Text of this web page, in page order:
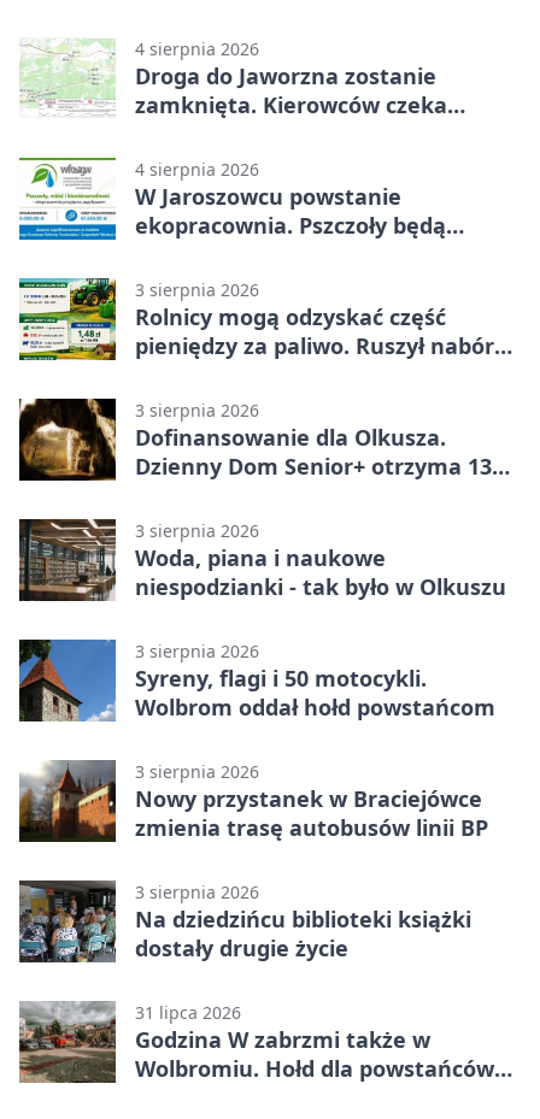
4 sierpnia 2026
Droga do Jaworzna zostanie
zamknięta. Kierowców czeka
4 sierpnia 2026
W Jaroszowcu powstanie
ekopracownia. Pszczoły będą
3 sierpnia 2026
Rolnicy mogą odzyskać część
pieniędzy za paliwo. Ruszył nabór
3 sierpnia 2026
Dofinansowanie dla Olkusza.
Dzienny Dom Senior+ otrzyma 134
3 sierpnia 2026
Woda, piana i naukowe
niespodzianki - tak było w Olkuszu
3 sierpnia 2026
Syreny, flagi i 50 motocykli.
Wolbrom oddał hołd powstańcom
3 sierpnia 2026
Nowy przystanek w Braciejówce
zmienia trasę autobusów linii BP
3 sierpnia 2026
Na dziedzińcu biblioteki książki
dostały drugie życie
31 lipca 2026
Godzina W zabrzmi także w
Wolbromiu. Hołd dla powstańców